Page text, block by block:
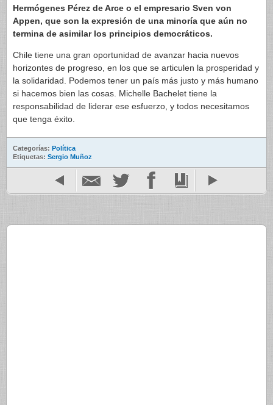
Hermógenes Pérez de Arce o el empresario Sven von
Appen, que son la expresión de una minoría que aún no
termina de asimilar los principios democráticos.
Chile tiene una gran oportunidad de avanzar hacia nuevos
horizontes de progreso, en los que se articulen la prosperidad y
la solidaridad. Podemos tener un país más justo y más humano
si hacemos bien las cosas. Michelle Bachelet tiene la
responsabilidad de liderar ese esfuerzo, y todos necesitamos
que tenga éxito.
Categorías: Política
Etiquetas: Sergio Muñoz